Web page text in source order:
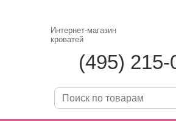
Интернет-магазин
кроватей
(495) 215-